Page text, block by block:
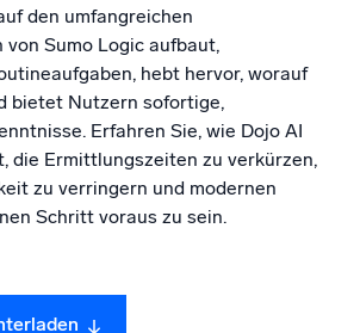
den umfangreichen
Sumo Logic aufbaut,
hebt hervor, worauf
bietet Nutzern sofortige,
Erfahren Sie, wie Dojo AI
die Ermittlungszeiten zu verkürzen,
zu verringern und modernen
Schritt voraus zu sein.